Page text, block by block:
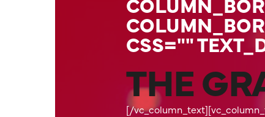
CSS=""
THE
[/